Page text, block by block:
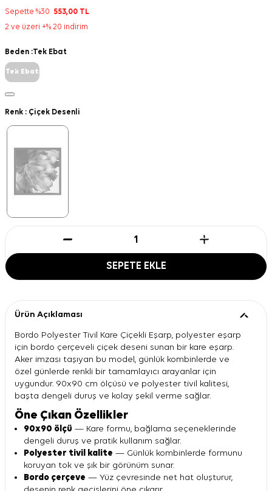
Sepette %30 553,00 TL
2 ve üzeri +% 20 indirim
Beden :Tek Ebat
Tek Ebat
Renk : Çiçek Desenli
SEPETE EKLE
Ürün Açıklaması
Bordo Polyester Tivil Kare Çiçekli Eşarp, polyester eşarp
için bordo çerçeveli çiçek deseni sunan bir kare eşarp.
Aker imzası taşıyan bu model, günlük kombinlerde ve
özel günlerde renkli bir tamamlayıcı arayanlar için
uygundur. 90x90 cm ölçüsü ve polyester tivil kalitesi,
başta dengeli duruş ve kolay şekil verme sağlar.
Öne Çıkan Özellikler
90x90 ölçü — Kare formu, bağlama seçeneklerinde
dengeli duruş ve pratik kullanım sağlar.
Polyester tivil kalite — Günlük kombinlerde formunu
koruyan tok ve şık bir görünüm sunar.
Bordo çerçeve — Yüz çevresinde net hat oluşturur,